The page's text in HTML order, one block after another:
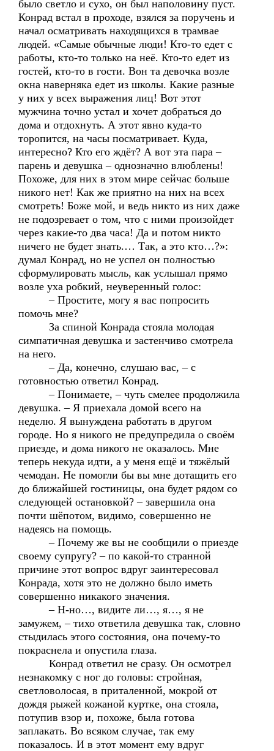
было светло и сухо, он был наполовину пуст.
Конрад встал в проходе, взялся за поручень и
начал осматривать находящихся в трамвае
людей. «Самые обычные люди! Кто-то едет с
работы, кто-то только на неё. Кто-то едет из
гостей, кто-то в гости. Вон та девочка возле
окна наверняка едет из школы. Какие разные
у них у всех выражения лиц! Вот этот
мужчина точно устал и хочет добраться до
дома и отдохнуть. А этот явно куда-то
торопится, на часы посматривает. Куда,
интересно? Кто его ждёт? А вот эта пара –
парень и девушка – однозначно влюблены!
Похоже, для них в этом мире сейчас больше
никого нет! Как же приятно на них на всех
смотреть! Боже мой, и ведь никто из них даже
не подозревает о том, что с ними произойдет
через какие-то два часа! Да и потом никто
ничего не будет знать.… Так, а это кто…?»:
думал Конрад, но не успел он полностью
сформулировать мысль, как услышал прямо
возле уха робкий, неуверенный голос:
– Простите, могу я вас попросить
помочь мне?
За спиной Конрада стояла молодая
симпатичная девушка и застенчиво смотрела
на него.
– Да, конечно, слушаю вас, – с
готовностью ответил Конрад.
– Понимаете, – чуть смелее продолжила
девушка. – Я приехала домой всего на
неделю. Я вынуждена работать в другом
городе. Но я никого не предупредила о своём
приезде, и дома никого не оказалось. Мне
теперь некуда идти, а у меня ещё и тяжёлый
чемодан. Не помогли бы вы мне дотащить его
до ближайшей гостиницы, она будет рядом со
следующей остановкой? – завершила она
почти шёпотом, видимо, совершенно не
надеясь на помощь.
– Почему же вы не сообщили о приезде
своему супругу? – по какой-то странной
причине этот вопрос вдруг заинтересовал
Конрада, хотя это не должно было иметь
совершенно никакого значения.
– Н-но…, видите ли…, я…, я не
замужем, – тихо ответила девушка так, словно
стыдилась этого состояния, она почему-то
покраснела и опустила глаза.
Конрад ответил не сразу. Он осмотрел
незнакомку с ног до головы: стройная,
светловолосая, в приталенной, мокрой от
дождя рыжей кожаной куртке, она стояла,
потупив взор и, похоже, была готова
заплакать. Во всяком случае, так ему
показалось. И в этот момент ему вдруг